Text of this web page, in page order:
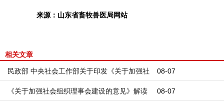
来源：山东省畜牧兽医局网站
相关文章
08-07
民政部 中央社会工作部关于印发《关于加强社
会组织理事会建设的意见》的通知 08-07
《关于加强社会组织理事会建设的意见》解读